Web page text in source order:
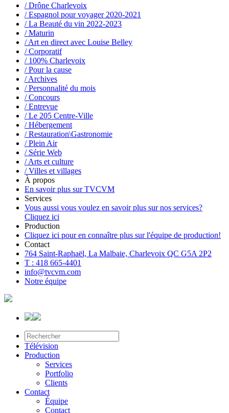
/ Drône Charlevoix
/ Espagnol pour voyager 2020-2021
/ La Beauté du vin 2022-2023
/ Maturin
/ Art en direct avec Louise Belley
/ Corporatif
/ 100% Charlevoix
/ Pour la cause
/ Archives
/ Personnalité du mois
/ Concours
/ Entrevue
/ Le 205 Centre-Ville
/ Hébergement
/ Restauration\Gastronomie
/ Plein Air
/ Série Web
/ Arts et culture
/ Villes et villages
À propos
En savoir plus sur TVCVM
Services
Vous aussi vous voulez en savoir plus sur nos services?
Cliquez ici
Production
Cliquez ici pour en connaître plus sur l'équipe de production!
Contact
764 Saint-Raphaël, La Malbaie, Charlevoix QC G5A 2P2
T : 418 665-4401
info@tvcvm.com
Notre équipe
Télévision
Production
Services
Portfolio
Clients
Contact
Équipe
Contact